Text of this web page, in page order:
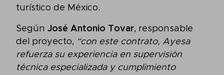
turístico de México.
Según José Antonio Tovar, responsable
del proyecto, “con este contrato, Ayesa
refuerza su experiencia en supervisión
técnica especializada y cumplimiento